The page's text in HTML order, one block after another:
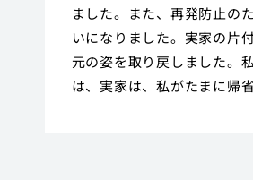
ました。また、再発防止の
いになりました。実家の片
元の姿を取り戻しました。
は、実家は、私がたまに帰